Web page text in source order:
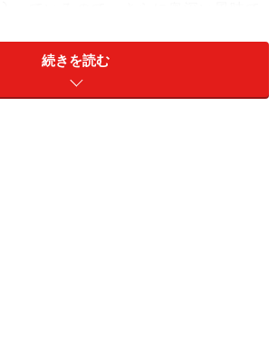
続きを読む